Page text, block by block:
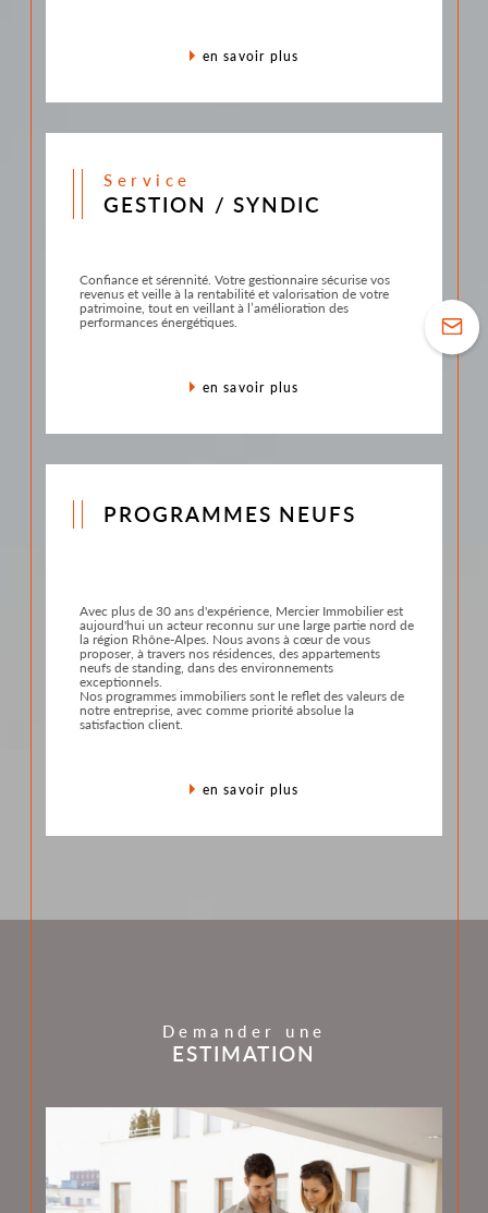
en savoir plus
service
GESTION / SYNDIC
Confiance et sérennité. Votre gestionnaire sécurise vos
revenus et veille à la rentabilité et valorisation de votre
patrimoine, tout en veillant à l’amélioration des
performances énergétiques.
en savoir plus
PROGRAMMES NEUFS
Avec plus de 30 ans d'expérience, Mercier Immobilier est
aujourd'hui un acteur reconnu sur une large partie nord de
la région Rhône-Alpes. Nous avons à cœur de vous
proposer, à travers nos résidences, des appartements
neufs de standing, dans des environnements
exceptionnels.
Nos programmes immobiliers sont le reflet des valeurs de
notre entreprise, avec comme priorité absolue la
satisfaction client.
en savoir plus
Demander une
ESTIMATION